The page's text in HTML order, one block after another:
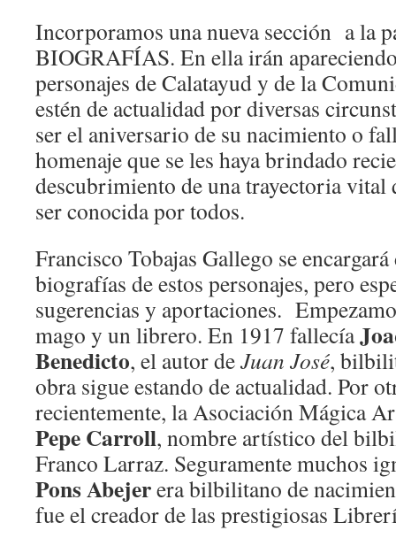
Incorporamos una nueva sección a la
BIOGRAFÍAS. En ella irán
personajes de Calatayud y de la
estén de actualidad por diversas
ser el aniversario de su nacimiento o
homenaje que se les haya brindado
descubrimiento de una trayectoria vital
ser conocida por todos.
Francisco Tobajas Gallego se
biografías de estos personajes, pero
sugerencias y aportaciones.
mago y un librero. En 1917 fallecía
Benedicto, el autor deJuan José,
obra sigue estando de actualidad. Por
recientemente, la Asociación Mágica
Pepe Carroll, nombre artístico del
Franco Larraz. Seguramente muchos
Pons Abejerera bilbilitano de
fue el creador de las prestigiosas